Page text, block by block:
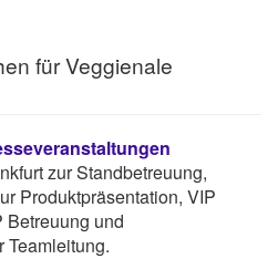
für Veggienale
zur Standbetreuung,
Produktpräsentation, VIP
Betreuung und
Teamleitung.